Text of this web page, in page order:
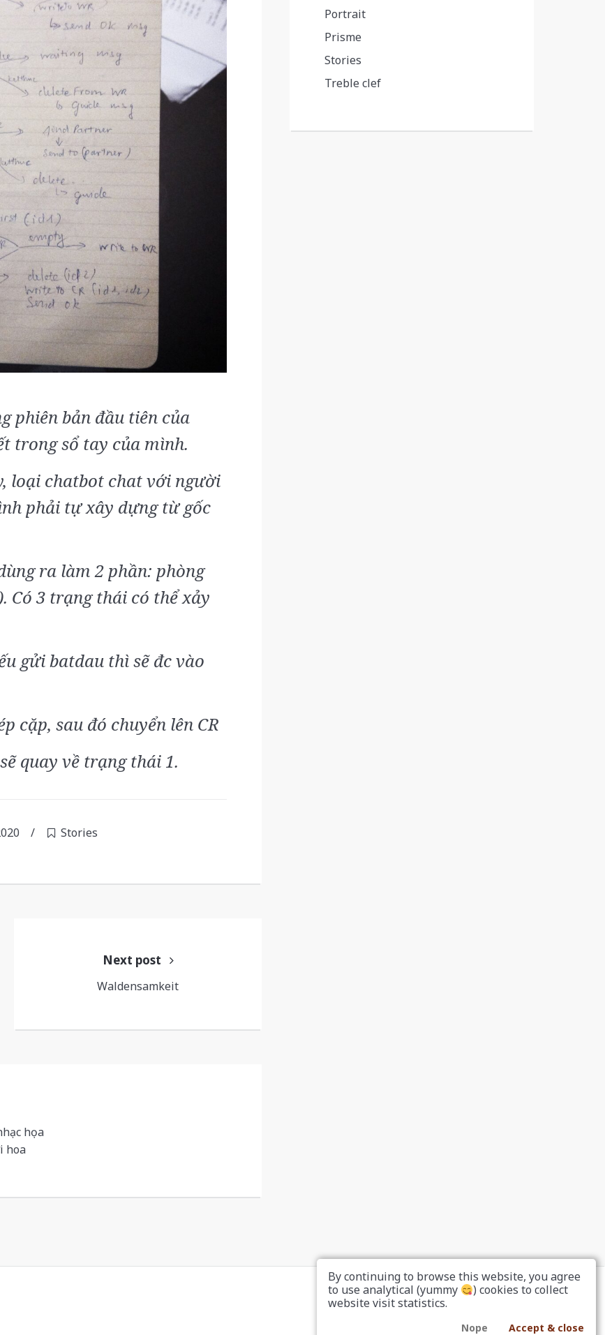
phiên bản đầu tiên của
trong sổ tay của mình.
loại chatbot chat với người
phải tự xây dựng từ gốc
ra làm 2 phần: phòng
Có 3 trạng thái có thể xảy
gửi batdau thì sẽ đc vào
cặp, sau đó chuyển lên CR
quay về trạng thái 1.
/ Stories
Next post
Waldensamkeit
họa
hoa
Portrait
Prisme
Stories
Treble clef
By continuing to browse this website, you agree
to use analytical (yummy
) cookies to collect
website visit statistics.
Nope Accept & close